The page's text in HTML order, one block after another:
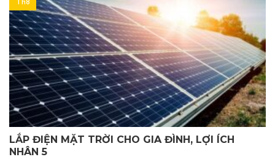
LẮP ĐIỆN MẶT TRỜI CHO GIA ĐÌNH, LỢI ÍCH
NHÂN 5